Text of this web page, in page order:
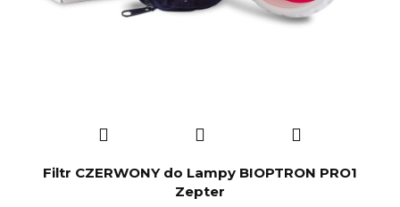
Filtr CZERWONY do Lampy BIOPTRON PRO1
Zepter